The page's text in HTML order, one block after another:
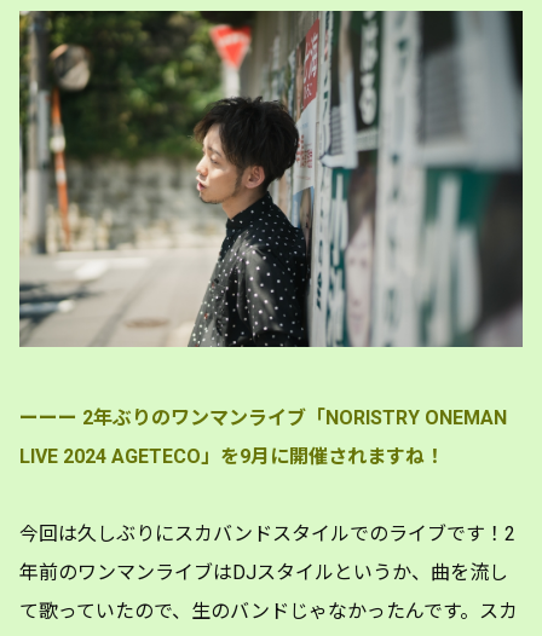
ーーー 2年ぶりのワンマンライブ「NORISTRY ONEMAN
LIVE 2024 AGETECO」を9月に開催されますね！
今回は久しぶりにスカバンドスタイルでのライブです！2
年前のワンマンライブはDJスタイルというか、曲を流し
て歌っていたので、生のバンドじゃなかったんです。スカ